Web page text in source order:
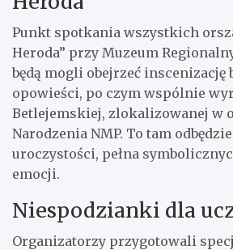
Punkt spotkania wszystkich
Heroda” przy Muzeum
będą mogli obejrzeć inscenizację
opowieści, po czym wspólnie
Betlejemskiej, zlokalizowanej w
Narodzenia NMP. To tam
uroczystości, pełna
emocji.
Niespodzianki dla
Organizatorzy przygotowali